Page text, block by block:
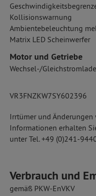
Kollisionswarnung
Ambientebeleuchtung
Matrix LED Scheinwerfer
Motor und Getriebe
Wechsel-/
VR3FNZKW7SY602396
Irrtümer und Änderungen
Informationen erhalten
unter Tel. +49 (0)241-
Verbrauch und
gemäß PKW-EnVKV